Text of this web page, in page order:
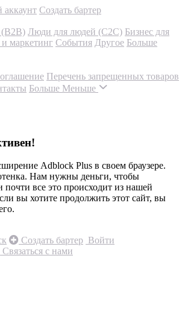
Создать бартер
(B2B) Люди для людей (С2С) Бизнес для
маркетинг События Другое Больше
Перечень запрещенных товаров
Больше Меньше
Adblock Plus в своем браузере.
Нам нужны деньги, чтобы
почти все это происходит из нашей
вы хотите продолжить этот сайт, вы
Создать бартер Войти
Связаться с нами